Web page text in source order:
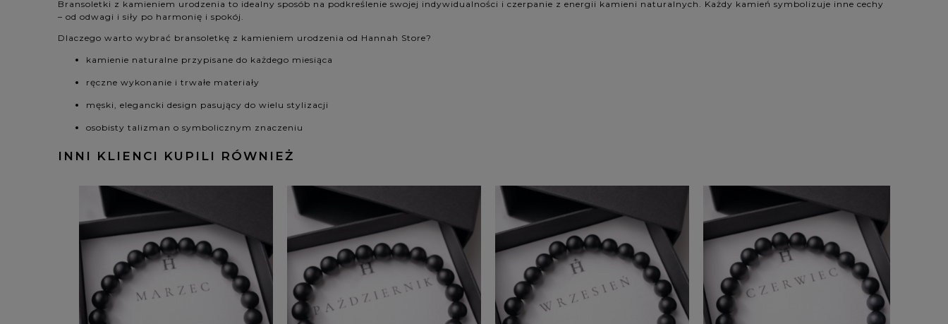
Bransoletki z kamieniem urodzenia to idealny sposób na podkreślenie swojej indywidualności i czerpanie z energii kamieni naturalnych. Każdy kamień symbolizuje inne cechy
– od odwagi i siły po harmonię i spokój.
Dlaczego warto wybrać bransoletkę z kamieniem urodzenia od Hannah Store?
kamienie naturalne przypisane do każdego miesiąca
ręczne wykonanie i trwałe materiały
męski, elegancki design pasujący do wielu stylizacji
osobisty talizman o symbolicznym znaczeniu
INNI KLIENCI KUPILI RÓWNIEŻ